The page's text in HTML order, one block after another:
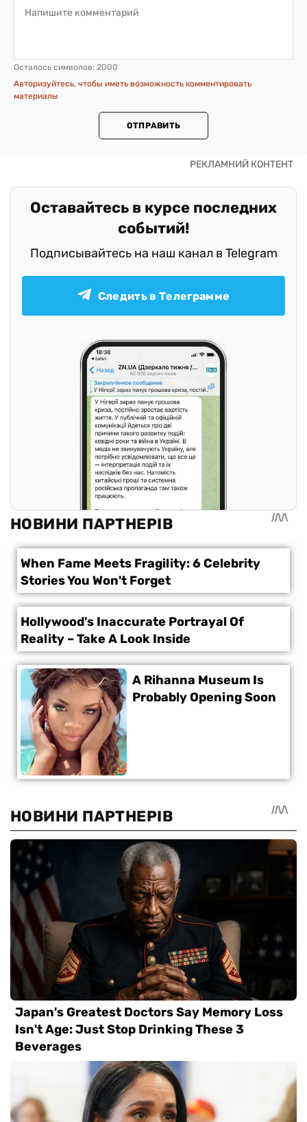
Осталось символов: 2000
Авторизуйтесь, чтобы иметь возможность комментировать
материалы
ОТПРАВИТЬ
Оставайтесь в курсе последних
событий!
Подписывайтесь на наш канал в Telegram
Следить в Телеграмме